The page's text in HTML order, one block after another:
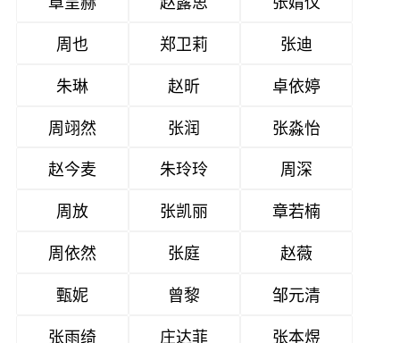
周也
郑卫莉
张迪
朱琳
赵昕
卓依婷
周翊然
张润
张淼怡
赵今麦
朱玲玲
周深
周放
张凯丽
章若楠
周依然
张庭
赵薇
甄妮
曾黎
邹元清
张雨绮
庄达菲
张本煜